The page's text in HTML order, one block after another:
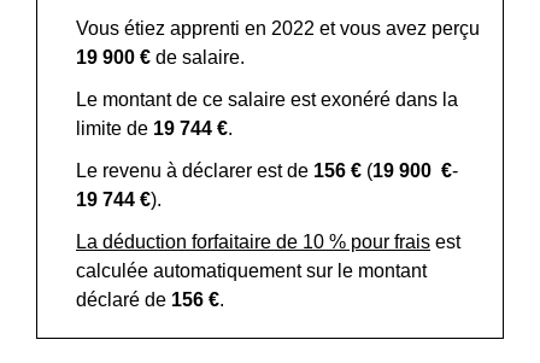
Vous étiez apprenti en 2022 et vous avez perçu
19 900 € de salaire.
Le montant de ce salaire est exonéré dans la
limite de 19 744 €.
Le revenu à déclarer est de 156 € (19 900 €-
19 744 €).
La déduction forfaitaire de 10 % pour frais est
calculée automatiquement sur le montant
déclaré de 156 €.